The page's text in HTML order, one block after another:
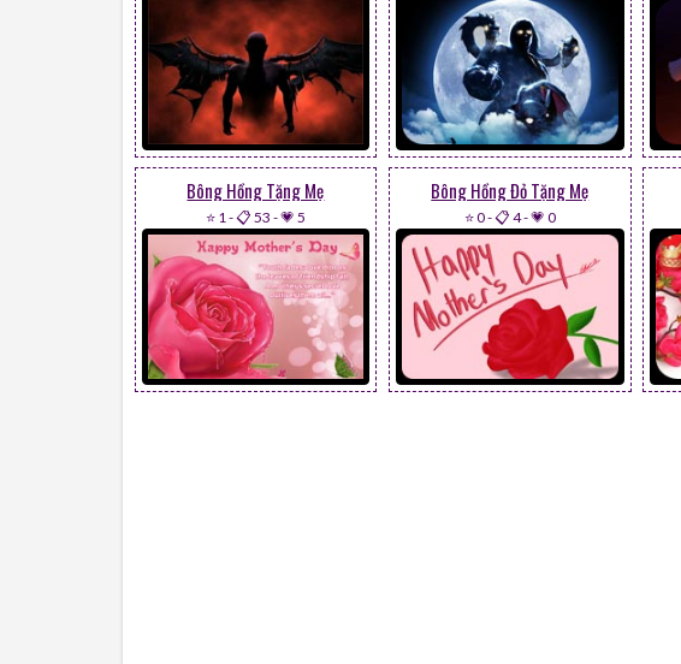
Bông Hồng Tặng Mẹ
⭐ 1 -📋 53 -💗 5
Bông Hồng Đỏ Tặng Mẹ
⭐ 0-📋 4-💗 0